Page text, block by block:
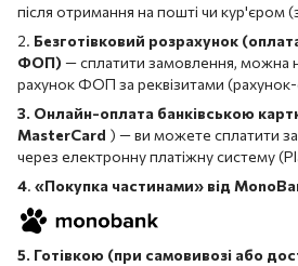
після отримання на пошті чи кур'єром
2. Безготівковий розрахунок
ФОП) — сплатити замовлення, можна
рахунок ФОП за реквізитами
3. Онлайн-оплата банківською
MasterCard ) — ви можете сплатити
через електронну платіжну систему
4. «Покупка частинами» від
5. Готівкою (при самовивозі або